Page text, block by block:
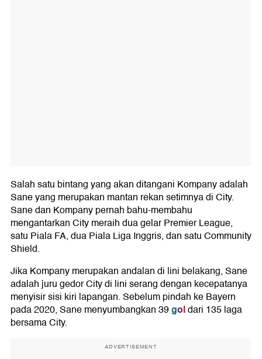
Salah satu bintang yang akan ditangani Kompany adalah
Sane yang merupakan mantan rekan setimnya di City.
Sane dan Kompany pernah bahu-membahu
mengantarkan City meraih dua gelar Premier League,
satu Piala FA, dua Piala Liga Inggris, dan satu Community
Shield.
Jika Kompany merupakan andalan di lini belakang, Sane
adalah juru gedor City di lini serang dengan kecepatanya
menyisir sisi kiri lapangan. Sebelum pindah ke Bayern
pada 2020, Sane menyumbangkan 39goldari 135 laga
bersama City.
ADVERTISEMENT